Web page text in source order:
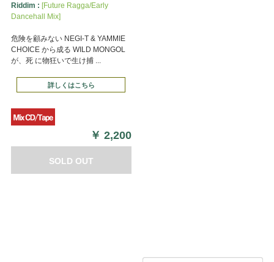
Riddim : [Future Ragga/Early
Dancehall Mix]
危険を顧みない NEGI-T & YAMMIE
CHOICE から成る WILD MONGOL
が、死 に物狂いで生け捕 ...
詳しくはこちら
￥2,200
SOLD OUT